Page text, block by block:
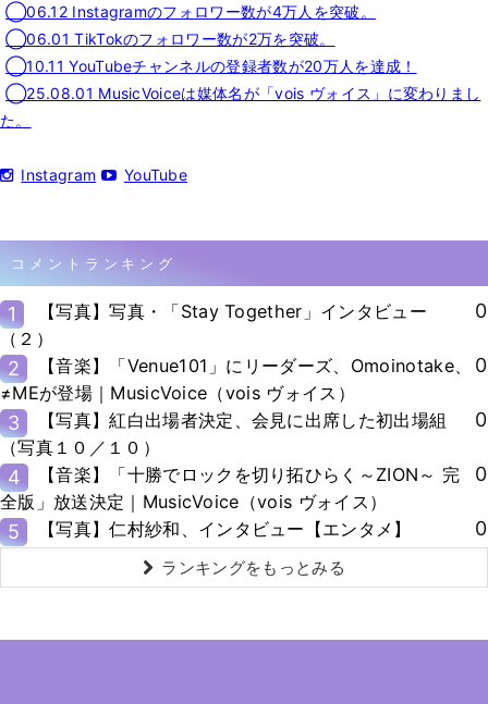
◯06.12 Instagramのフォロワー数が4万人を突破。
◯06.01 TikTokのフォロワー数が2万を突破。
◯10.11 YouTubeチャンネルの登録者数が20万人を達成！
◯25.08.01 MusicVoiceは媒体名が「vois ヴォイス」に変わりまし
た。
Instagram YouTube
コメントランキング
1
【写真】写真・「Stay Together」インタビュー
（２）
0
2
【音楽】「Venue101」にリーダーズ、Omoinotake、
≠MEが登場｜MusicVoice（vois ヴォイス）
0
3
【写真】紅白出場者決定、会見に出席した初出場組
（写真１０／１０）
0
4
【音楽】「十勝でロックを切り拓ひらく～ZION～ 完
全版」放送決定｜MusicVoice（vois ヴォイス）
0
5 【写真】仁村紗和、インタビュー【エンタメ】 0
ランキングをもっとみる